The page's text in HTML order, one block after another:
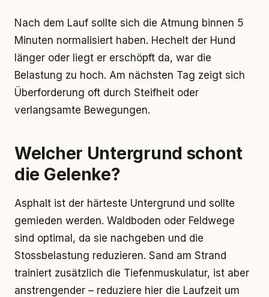
Nach dem Lauf sollte sich die Atmung binnen 5
Minuten normalisiert haben. Hechelt der Hund
länger oder liegt er erschöpft da, war die
Belastung zu hoch. Am nächsten Tag zeigt sich
Überforderung oft durch Steifheit oder
verlangsamte Bewegungen.
Welcher Untergrund schont
die Gelenke?
Asphalt ist der härteste Untergrund und sollte
gemieden werden. Waldboden oder Feldwege
sind optimal, da sie nachgeben und die
Stossbelastung reduzieren. Sand am Strand
trainiert zusätzlich die Tiefenmuskulatur, ist aber
anstrengender – reduziere hier die Laufzeit um